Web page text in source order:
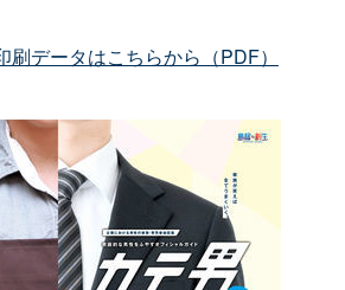
データはこちらから（PDF）